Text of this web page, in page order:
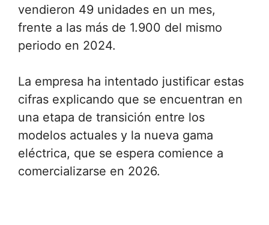
vendieron 49 unidades en un mes,
frente a las más de 1.900 del mismo
periodo en 2024.
La empresa ha intentado justificar estas
cifras explicando que se encuentran en
una etapa de transición entre los
modelos actuales y la nueva gama
eléctrica, que se espera comience a
comercializarse en 2026.